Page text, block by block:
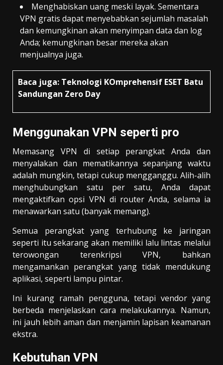
Menghabiskan uang meski layak. Sementara
VPN gratis dapat menyebabkan sejumlah masalah
dan kemungkinan akan menyimpan data dan log
Anda; kemungkinan besar mereka akan
menjualnya juga.
Baca juga: Teknologi KOmprehensif ESET Batu
Sandungan Zero Day
Menggunakan VPN seperti pro
Memasang VPN di setiap perangkat Anda dan
menyalakan dan mematikannya sepanjang waktu
adalah mungkin, tetapi cukup mengganggu. Alih-alih
menghubungkan satu per satu, Anda dapat
mengaktifkan opsi VPN di router Anda, selama ia
menawarkan satu (banyak memang).
Semua perangkat yang terhubung ke jaringan
seperti itu sekarang akan memiliki lalu lintas melalui
terowongan terenkripsi VPN, bahkan
mengamankan perangkat yang tidak mendukung
aplikasi, seperti lampu pintar.
Ini kurang ramah pengguna, tetapi vendor yang
berbeda menjelaskan cara melakukannya. Namun,
ini jauh lebih aman dan menjamin lapisan keamanan
ekstra.
Kebutuhan VPN